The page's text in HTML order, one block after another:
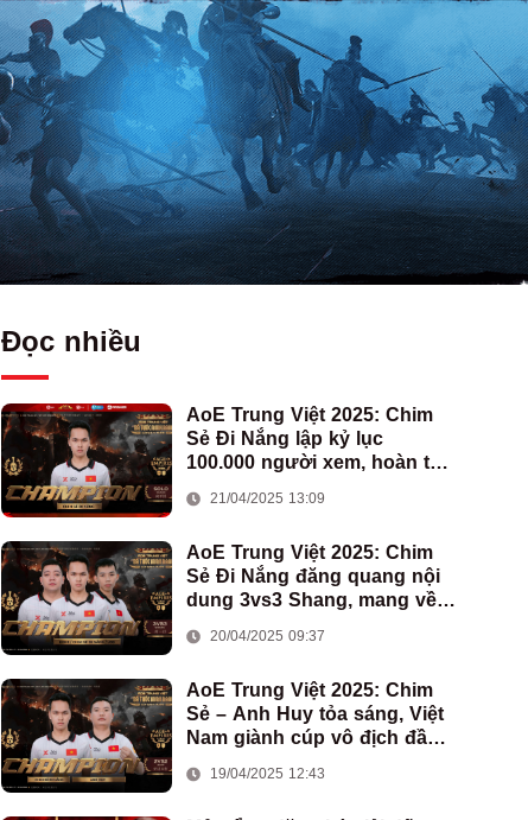
Đọc nhiều
AoE Trung Việt 2025: Chim
Sẻ Đi Nắng lập kỷ lục
100.000 người xem, hoàn tất
Việt Nam
21/04/2025 13:09
AoE Trung Việt 2025: Chim
Sẻ Đi Nắng đăng quang nội
dung 3vs3 Shang, mang về
đoàn AoE Việt Nam
20/04/2025 09:37
AoE Trung Việt 2025: Chim
Sẻ – Anh Huy tỏa sáng, Việt
Nam giành cúp vô địch đầu
19/04/2025 12:43